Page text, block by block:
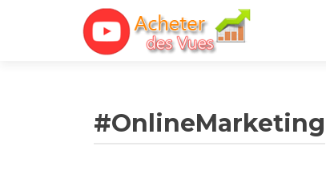
#OnlineMarketing